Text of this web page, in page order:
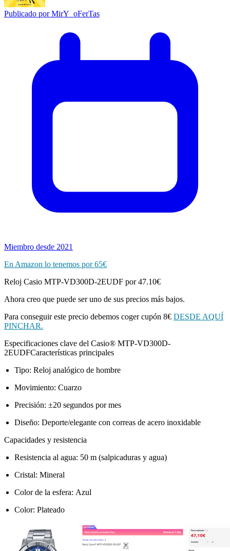
Publicado porMirY_oFerTas
Miembro desde 2021
En Amazon lo tenemos por 65€
Reloj Casio MTP-VD300D-2EUDF por 47.10€
Ahora creo que puede ser uno de sus precios más bajos.
Para conseguir este precio debemos coger cupón 8€ DESDE AQUÍ
PINCHAR.
Especificaciones clave del Casio® MTP-VD300D-
2EUDFCaracterísticas principales
Tipo: Reloj analógico de hombre
Movimiento: Cuarzo
Precisión: ±20 segundos por mes
Diseño: Deporte/elegante con correas de acero inoxidable
Capacidades y resistencia
Resistencia al agua: 50 m (salpicaduras y agua)
Cristal: Mineral
Color de la esfera: Azul
Color: Plateado